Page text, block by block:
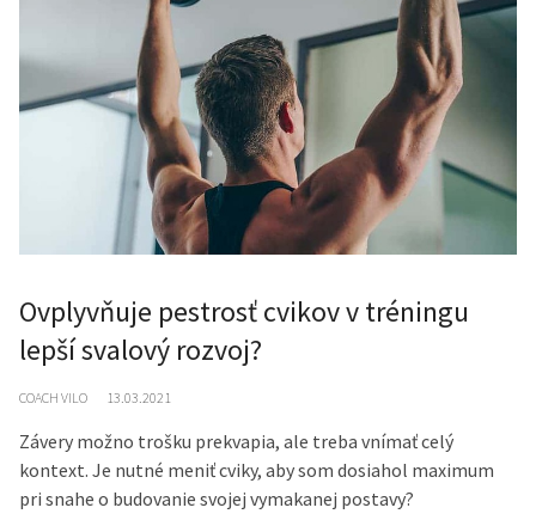
Ovplyvňuje pestrosť cvikov v tréningu
lepší svalový rozvoj?
COACH VILO 13.03.2021
Závery možno trošku prekvapia, ale treba vnímať celý
kontext. Je nutné meniť cviky, aby som dosiahol maximum
pri snahe o budovanie svojej vymakanej postavy?